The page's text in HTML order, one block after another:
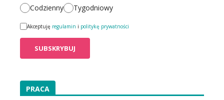
Codzienny Tygodniowy
Akceptuję regulamin i politykę prywatności
PRACA